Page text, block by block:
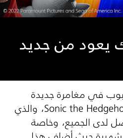
في مغامرة جديدة
Sonic the، والذي
لدى الجميع، وخاصة